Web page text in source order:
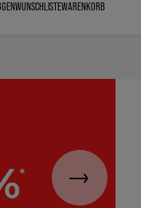
WUNSCHLISTEWARENKORB